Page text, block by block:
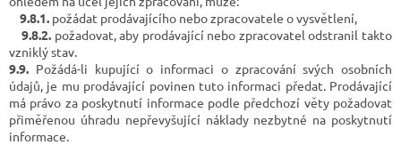
9.8.1. požádat prodávajícího nebo zpracovatele o vysvětlení,
9.8.2. požadovat, aby prodávající nebo zpracovatel odstranil takto
vzniklý stav.
9.9. Požádá-li kupující o informaci o zpracování svých osobních
údajů, je mu prodávající povinen tuto informaci předat. Prodávající
má právo za poskytnutí informace podle předchozí věty požadovat
přiměřenou úhradu nepřevyšující náklady nezbytné na poskytnutí
informace.